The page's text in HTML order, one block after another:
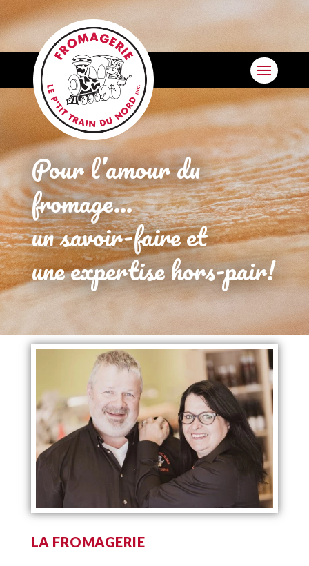
Pour l’amour du
fromage…
un savoir-faire et
une expertise hors-pair!
LA FROMAGERIE